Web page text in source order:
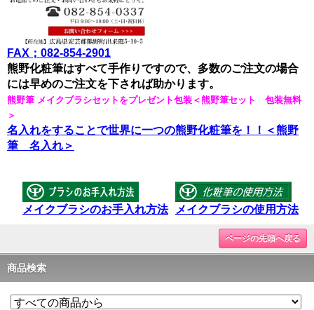
FAX；082-854-2901
熊野化粧筆はすべて手作りですので、多数のご注文の場合
には早めのご注文を下されば助かります。
熊野筆 メイクブラシセットをプレゼント包装＜熊野筆セット 包装無料
＞
名入れをすることで世界に一つの熊野化粧筆を！！＜熊野
筆 名入れ＞
メイクブラシのお手入れ方法 メイクブラシの使用方法
ページの先頭へ戻る
商品検索